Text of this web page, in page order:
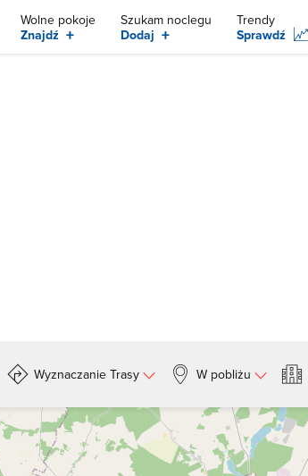
Wolne pokoje
Znajdź +
Szukam noclegu
Dodaj +
Trendy
Sprawdź
Wyznaczanie Trasy W pobliżu